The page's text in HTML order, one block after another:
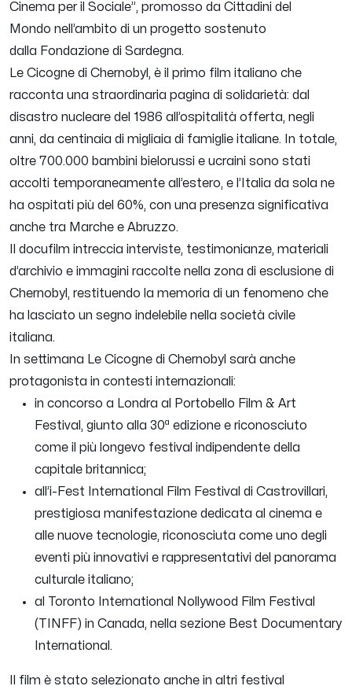
Cinema per il Sociale”, promosso da Cittadini del
Mondo nell’ambito di un progetto sostenuto
dalla Fondazione di Sardegna.
Le Cicogne di Chernobyl, è il primo film italiano che
racconta una straordinaria pagina di solidarietà: dal
disastro nucleare del 1986 all’ospitalità offerta, negli
anni, da centinaia di migliaia di famiglie italiane. In totale,
oltre 700.000 bambini bielorussi e ucraini sono stati
accolti temporaneamente all’estero, e l’Italia da sola ne
ha ospitati più del 60%, con una presenza significativa
anche tra Marche e Abruzzo.
Il docufilm intreccia interviste, testimonianze, materiali
d’archivio e immagini raccolte nella zona di esclusione di
Chernobyl, restituendo la memoria di un fenomeno che
ha lasciato un segno indelebile nella società civile
italiana.
In settimana Le Cicogne di Chernobyl sarà anche
protagonista in contesti internazionali:
in concorso a Londra al Portobello Film & Art
Festival, giunto alla 30ª edizione e riconosciuto
come il più longevo festival indipendente della
capitale britannica;
all’i-Fest International Film Festival di Castrovillari,
prestigiosa manifestazione dedicata al cinema e
alle nuove tecnologie, riconosciuta come uno degli
eventi più innovativi e rappresentativi del panorama
culturale italiano;
al Toronto International Nollywood Film Festival
(TINFF) in Canada, nella sezione Best Documentary
International.
Il film è stato selezionato anche in altri festival